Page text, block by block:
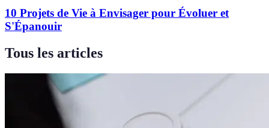
10 Projets de Vie à Envisager pour Évoluer et
S'Épanouir
Tous les articles